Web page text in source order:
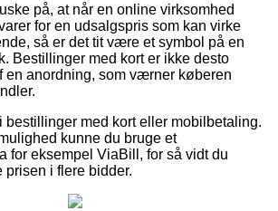
på, at når en online virksomhed
for en udsalgspris som kan virke
så er det tit være et symbol på en
Bestillinger med kort er ikke desto
en anordning, som værner køberen
bestillinger med kort eller mobilbetaling.
kunne du bruge et
for eksempel ViaBill, for så vidt du
prisen i flere bidder.